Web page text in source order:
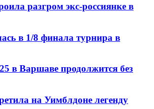
разгром экс-россиянке в
в 1/8 финала турнира в
в Варшаве продолжится без
на Уимблдоне легенду